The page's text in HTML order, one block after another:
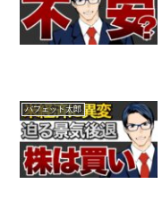
バフェット太郎